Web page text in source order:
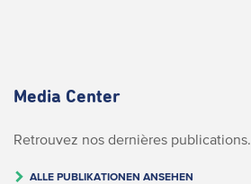
Media Center
Retrouvez nos dernières publications.
ALLE PUBLIKATIONEN ANSEHEN